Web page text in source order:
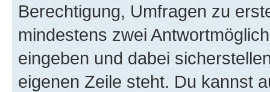
Berechtigung, Umfragen zu
mindestens zwei
eingeben und dabei
eigenen Zeile steht. Du kannst